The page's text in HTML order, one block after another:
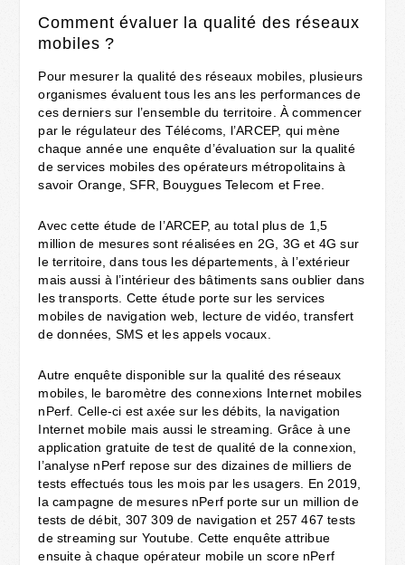
Comment évaluer la qualité des réseaux
mobiles ?
Pour mesurer la qualité des réseaux mobiles, plusieurs
organismes évaluent tous les ans les performances de
ces derniers sur l’ensemble du territoire. À commencer
par le régulateur des Télécoms, l’ARCEP, qui mène
chaque année une enquête d’évaluation sur la qualité
de services mobiles des opérateurs métropolitains à
savoir Orange, SFR, Bouygues Telecom et Free.
Avec cette étude de l’ARCEP, au total plus de 1,5
million de mesures sont réalisées en 2G, 3G et 4G sur
le territoire, dans tous les départements, à l’extérieur
mais aussi à l’intérieur des bâtiments sans oublier dans
les transports. Cette étude porte sur les services
mobiles de navigation web, lecture de vidéo, transfert
de données, SMS et les appels vocaux.
Autre enquête disponible sur la qualité des réseaux
mobiles, le baromètre des connexions Internet mobiles
nPerf. Celle-ci est axée sur les débits, la navigation
Internet mobile mais aussi le streaming. Grâce à une
application gratuite de test de qualité de la connexion,
l’analyse nPerf repose sur des dizaines de milliers de
tests effectués tous les mois par les usagers. En 2019,
la campagne de mesures nPerf porte sur un million de
tests de débit, 307 309 de navigation et 257 467 tests
de streaming sur Youtube. Cette enquête attribue
ensuite à chaque opérateur mobile un score nPerf